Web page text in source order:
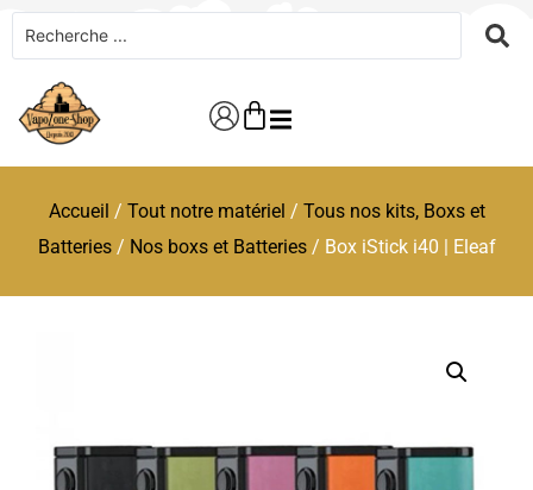
Accueil / Tout notre matériel / Tous nos kits, Boxs et
Batteries/ Nos boxs et Batteries/ Box iStick i40 | Eleaf